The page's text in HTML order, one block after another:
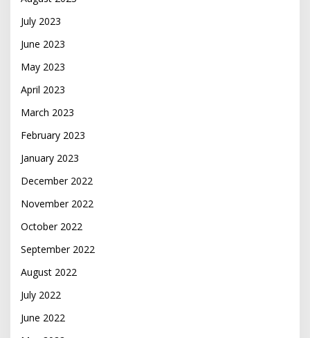
July 2023
June 2023
May 2023
April 2023
March 2023
February 2023
January 2023
December 2022
November 2022
October 2022
September 2022
August 2022
July 2022
June 2022